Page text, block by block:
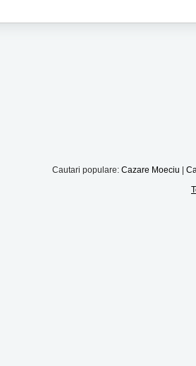
Cautari populare: Cazare Moeciu